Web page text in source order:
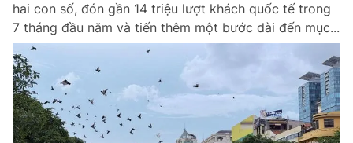
hai con số, đón gần 14 triệu lượt khách quốc tế trong
7 tháng đầu năm và tiến thêm một bước dài đến mục...